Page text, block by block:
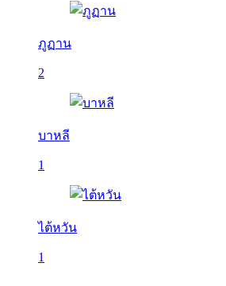
ภูฏาน
2
บาหลี
1
ไต้หวัน
1